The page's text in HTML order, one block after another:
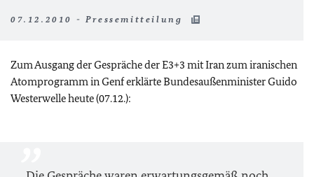
07.12.2010 - Pressemitteilung
Zum Ausgang der Gespräche der E3+3 mit Iran zum iranischen
Atomprogramm in Genf erklärte Bundesaußenminister Guido
Westerwelle heute (07.12.):